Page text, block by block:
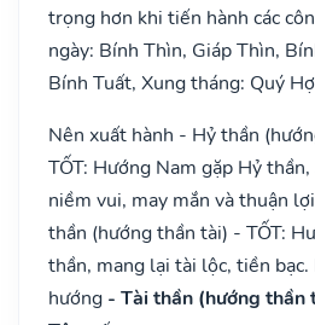
trọng hơn khi tiến hành các
ngày: Bính Thìn, Giáp Thìn,
Bính Tuất, Xung tháng: Quý
Nên xuất hành - Hỷ thần
TỐT: Hướng Nam gặp Hỷ
niềm vui, may mắn và thuận
thần (hướng thần tài) - TỐT:
thần, mang lại tài lộc, tiền bạc.
hướng - Tài thần (hướng thần